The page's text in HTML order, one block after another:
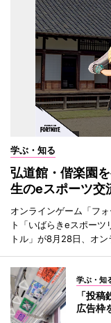
学ぶ・知る
弘道館・偕楽園
生のeスポーツ交
オンラインゲーム「フ
ト「いばらきeスポー
トル」が8月28日、オン
学ぶ・知
「投
広告枠